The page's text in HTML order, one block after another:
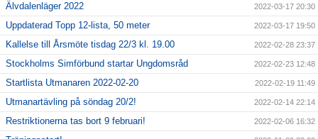
Älvdalenläger 2022 2022-03-17 20:30
Uppdaterad Topp 12-lista, 50 meter 2022-03-17 19:50
Kallelse till Årsmöte tisdag 22/3 kl. 19.00 2022-02-28 23:37
Stockholms Simförbund startar Ungdomsråd 2022-02-23 12:48
Startlista Utmanaren 2022-02-20 2022-02-19 11:49
Utmanartävling på söndag 20/2! 2022-02-14 22:14
Restriktionerna tas bort 9 februari! 2022-02-06 16:32